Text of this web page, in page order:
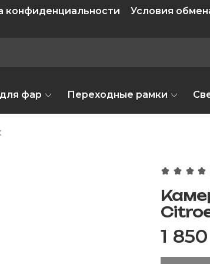
конфиденциальности Условия
фар Переходные рамки
1